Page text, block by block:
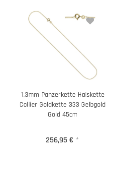
1,3mm Panzerkette Halskette
Collier Goldkette 333 Gelbgold
Gold 45cm
256,95 € *